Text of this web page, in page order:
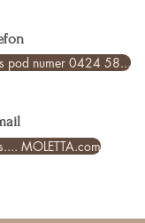
pod numer 0424 58...
MOLETTA.com